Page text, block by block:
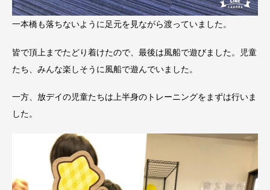
一本橋も落ちないように足元を見ながら渡っていました。
皆で頂上までたどり着けたので、最後は風船で遊びました。児童
たち、みんな楽しそうに風船で遊んでいました。
一方、放デイの児童たちは上半身のトレーニングをまずは行いま
した。